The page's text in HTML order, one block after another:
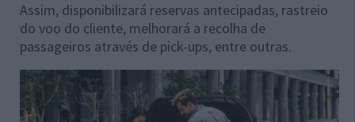
Assim, disponibilizará reservas antecipadas, rastreio
do voo do cliente, melhorará a recolha de
passageiros através de pick-ups, entre outras.